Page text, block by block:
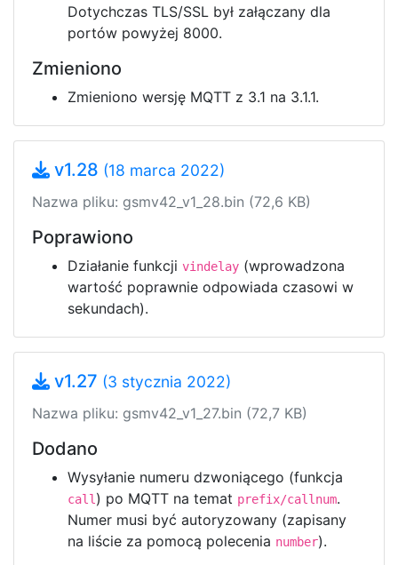
Dotychczas TLS/SSL był załączany dla
portów powyżej 8000.
Zmieniono
Zmieniono wersję MQTT z 3.1 na 3.1.1.
v1.28 (18 marca 2022)
Nazwa pliku: gsmv42_v1_28.bin (72,6 KB)
Poprawiono
Działanie funkcji vindelay (wprowadzona
wartość poprawnie odpowiada czasowi w
sekundach).
v1.27 (3 stycznia 2022)
Nazwa pliku: gsmv42_v1_27.bin (72,7 KB)
Dodano
Wysyłanie numeru dzwoniącego (funkcja
call ) po MQTT na temat prefix/callnum.
Numer musi być autoryzowany (zapisany
na liście za pomocą polecenia number).